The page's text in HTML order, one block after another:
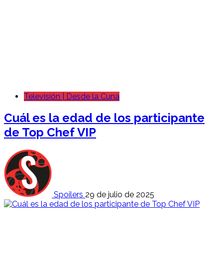
Televisión | Desde la Cuna
Cuál es la edad de los participante
de Top Chef VIP
Spoilers 29 de julio de 2025